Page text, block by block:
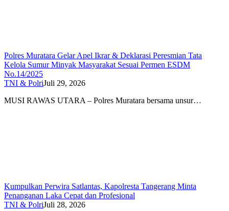
Polres Muratara Gelar Apel Ikrar & Deklarasi Peresmian Tata
Kelola Sumur Minyak Masyarakat Sesuai Permen ESDM
No.14/2025
TNI & PolriJuli 29, 2026
MUSI RAWAS UTARA – Polres Muratara bersama unsur…
Kumpulkan Perwira Satlantas, Kapolresta Tangerang Minta
Penanganan Laka Cepat dan Profesional
TNI & PolriJuli 28, 2026